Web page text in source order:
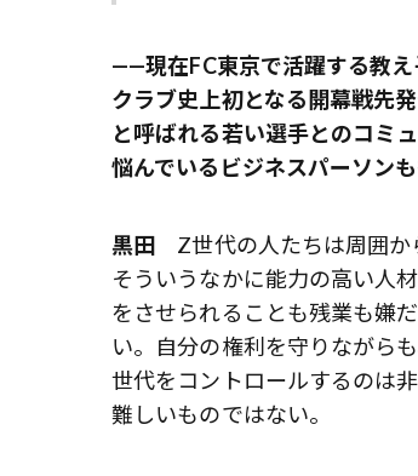
——現在FC東京で活躍する教
クラブ史上初となる開幕戦先
と呼ばれる若い選手とのコミ
悩んでいるビジネスパーソン
黒田 Z世代の人たちは周囲か
そういうなかに能力の高い人
をさせられることも残業も嫌
い。自分の権利を守りながら
世代をコントロールするのは
難しいものではない。